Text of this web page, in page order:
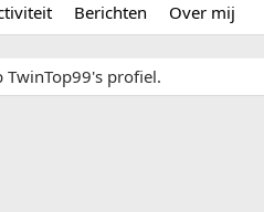
Berichten Over mij
TwinTop99's profiel.